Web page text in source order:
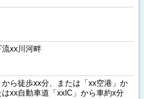
xx川河畔
ら徒歩xx分、または「xx空港」か
xx自動車道「xxIC」から車約x分